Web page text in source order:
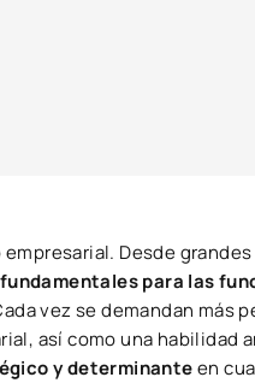
Desde grandes
para las
vez se demandan más
así como una habilidad
y determinanteen